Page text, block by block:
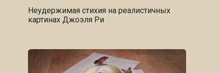
Неудержимая стихия на реалистичных
картинах Джоэля Ри